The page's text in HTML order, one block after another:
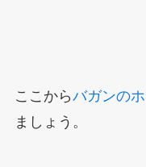
ここからバガンの
ましょう。